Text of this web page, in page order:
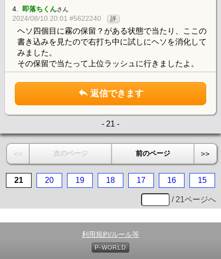
4. 即落ちくんさん
2024/08/10 20:01 #5622240 評
ヘソ四個目に霧の保留？がある状態で当たり、ここの
書き込みを見たので右打ち中に試しにヘソを消化して
みました。
その保留で当たって上位ラッシュに行きましたよ。
返信できます
- 21 -
<< 次のページ 前のページ >>
21 20 19 18 17 16 15
/ 21ページへ
利用規約/ルール等
P-WORLD